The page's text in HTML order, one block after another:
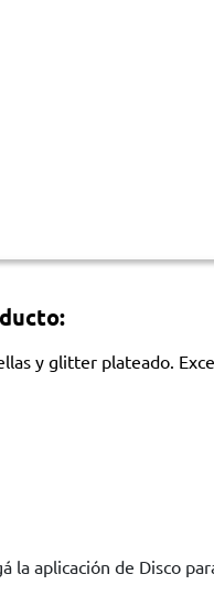
y glitter plateado.
la aplicación de Disco